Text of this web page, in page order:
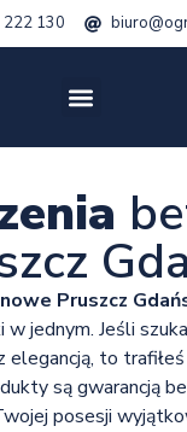
130
Pruszcz
jednym. Jeśli
elegancją, to
są gwarancją
posesji